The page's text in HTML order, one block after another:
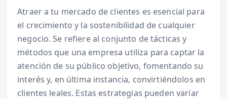
Atraer a tu mercado de clientes es esencial para
el crecimiento y la sostenibilidad de cualquier
negocio. Se refiere al conjunto de tácticas y
métodos que una empresa utiliza para captar la
atención de su público objetivo, fomentando su
interés y, en última instancia, convirtiéndolos en
clientes leales. Estas estrategias pueden variar